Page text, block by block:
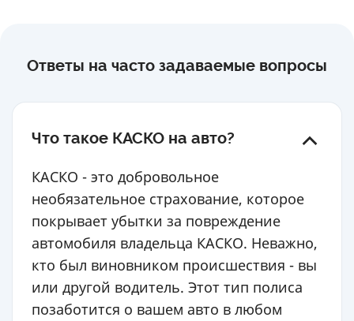
Ответы на часто задаваемые вопросы
Что такое КАСКО на авто?
КАСКО - это добровольное
необязательное страхование, которое
покрывает убытки за повреждение
автомобиля владельца КАСКО. Неважно,
кто был виновником происшествия - вы
или другой водитель. Этот тип полиса
позаботится о вашем авто в любом